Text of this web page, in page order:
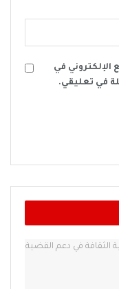
الإلكتروني في
في تعليقي.